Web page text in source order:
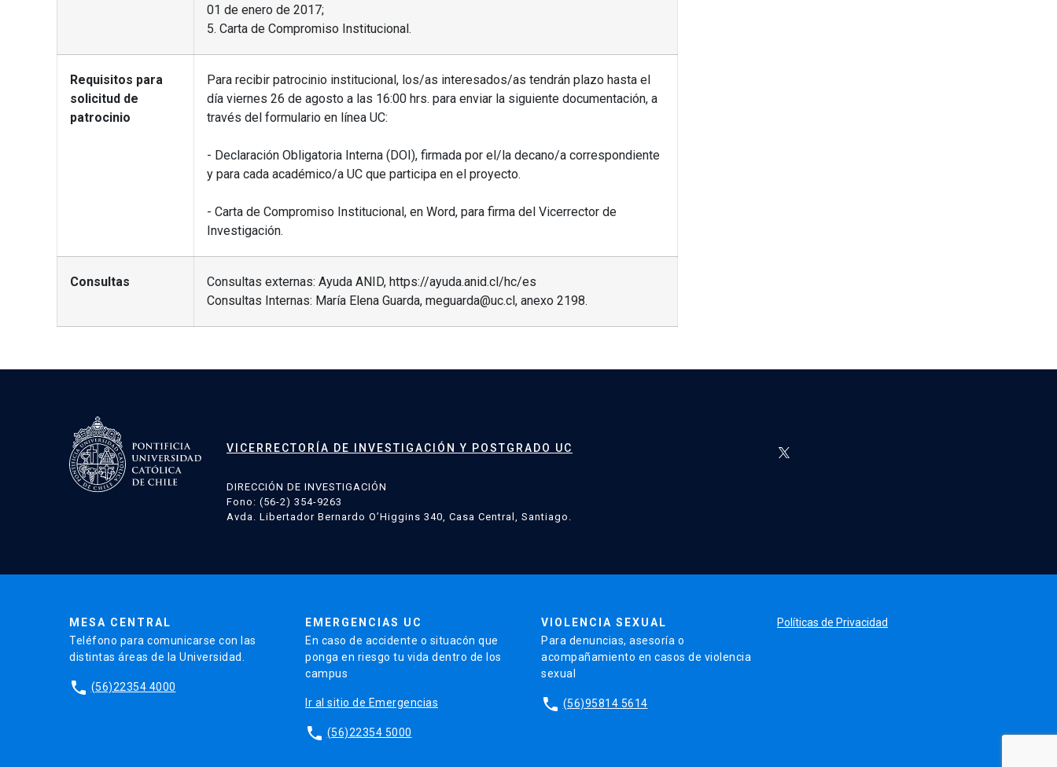
01 de enero de 2017;
5. Carta de Compromiso Institucional.
Requisitos para
solicitud de
patrocinio
Para recibir patrocinio institucional, los/as interesados/as tendrán plazo hasta el
día viernes 26 de agosto a las 16:00 hrs. para enviar la siguiente documentación, a
través del formulario en línea UC:
- Declaración Obligatoria Interna (DOI), firmada por el/la decano/a correspondiente
y para cada académico/a UC que participa en el proyecto.
- Carta de Compromiso Institucional, en Word, para firma del Vicerrector de
Investigación.
Consultas
Consultas externas: Ayuda ANID, https://ayuda.anid.cl/hc/es
Consultas Internas: María Elena Guarda, meguarda@uc.cl, anexo 2198.
VICERRECTORÍA DE INVESTIGACIÓN Y POSTGRADO UC
DIRECCIÓN DE INVESTIGACIÓN
Fono: (56-2) 354-9263
Avda. Libertador Bernardo O’Higgins 340, Casa Central, Santiago.
MESA CENTRAL
Teléfono para comunicarse con las
distintas áreas de la Universidad.
phone (56)22354 4000
EMERGENCIAS UC
En caso de accidente o situacón que
ponga en riesgo tu vida dentro de los
campus
Ir al sitio de Emergencias
phone (56)22354 5000
VIOLENCIA SEXUAL
Para denuncias, asesoría o
acompañamiento en casos de violencia
sexual
phone (56)95814 5614
Políticas de Privacidad